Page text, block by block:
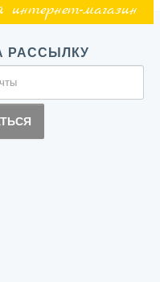
интернет-магазин
РАССЫЛКУ